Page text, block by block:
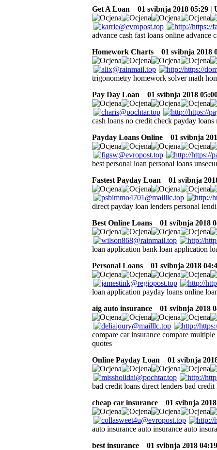
Get A Loan
01 svibnja 2018 05:29 |
advance cash fast loans online advance
Homework Charts
01 svibnja 2018
trigonometry homework solver math
Pay Day Loan
01 svibnja 2018
cash loans no credit check payday
Payday Loans Online
01 svibnja
best personal loan personal loans
Fastest Payday Loan
01 svibnja
direct payday loan lenders personal
Best Online Loans
01 svibnja 2018
loan application bank loan application
Personal Loans
01 svibnja 2018
loan application payday loans online
aig auto insurance
01 svibnja 2018
compare car insurance compare
quotes
Online Payday Loan
01 svibnja
bad credit loans direct lenders bad
cheap car insurance
01 svibnja
auto insurance auto insurance auto
best insurance
01 svibnja 2018